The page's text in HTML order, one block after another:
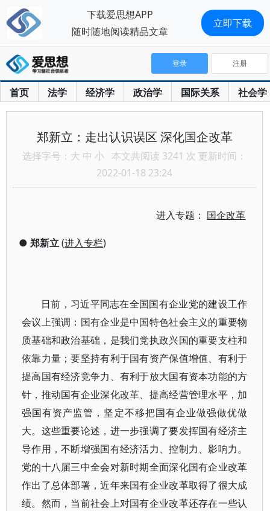
首页 法学 经济学 政治学 国际关系 社会学
登录 注册
郑新立：走出认识误区 深化国企改革
选择字号： 大 中 小 本文共阅读 3241 次 更新时间：
2022-01-18 23:24
进入专题： 国企改革
● 郑新立(进入专栏)
日前，习近平同志在全国国有企业党的建设工作
会议上强调：国有企业是中国特色社会主义的重要物
质基础和政治基础，是我们党执政兴国的重要支柱和
依靠力量；要坚持有利于国有资产保值增值、有利于
提高国有经济竞争力、有利于放大国有资本功能的方
针，推动国有企业深化改革、提高经营管理水平，加
强国有资产监管，坚定不移把国有企业做强做优做
大。这些重要论述，进一步强调了要发挥国有经济主
导作用，不断增强国有经济活力、控制力、影响力。
党的十八届三中全会对新时期全面深化国有企业改革
作出了总体部署，近年来国有企业改革取得了很大成
绩。然而，当前社会上对国有企业改革还存在一些认
下载爱思想APP
随时随地阅读精品文章
立即下载